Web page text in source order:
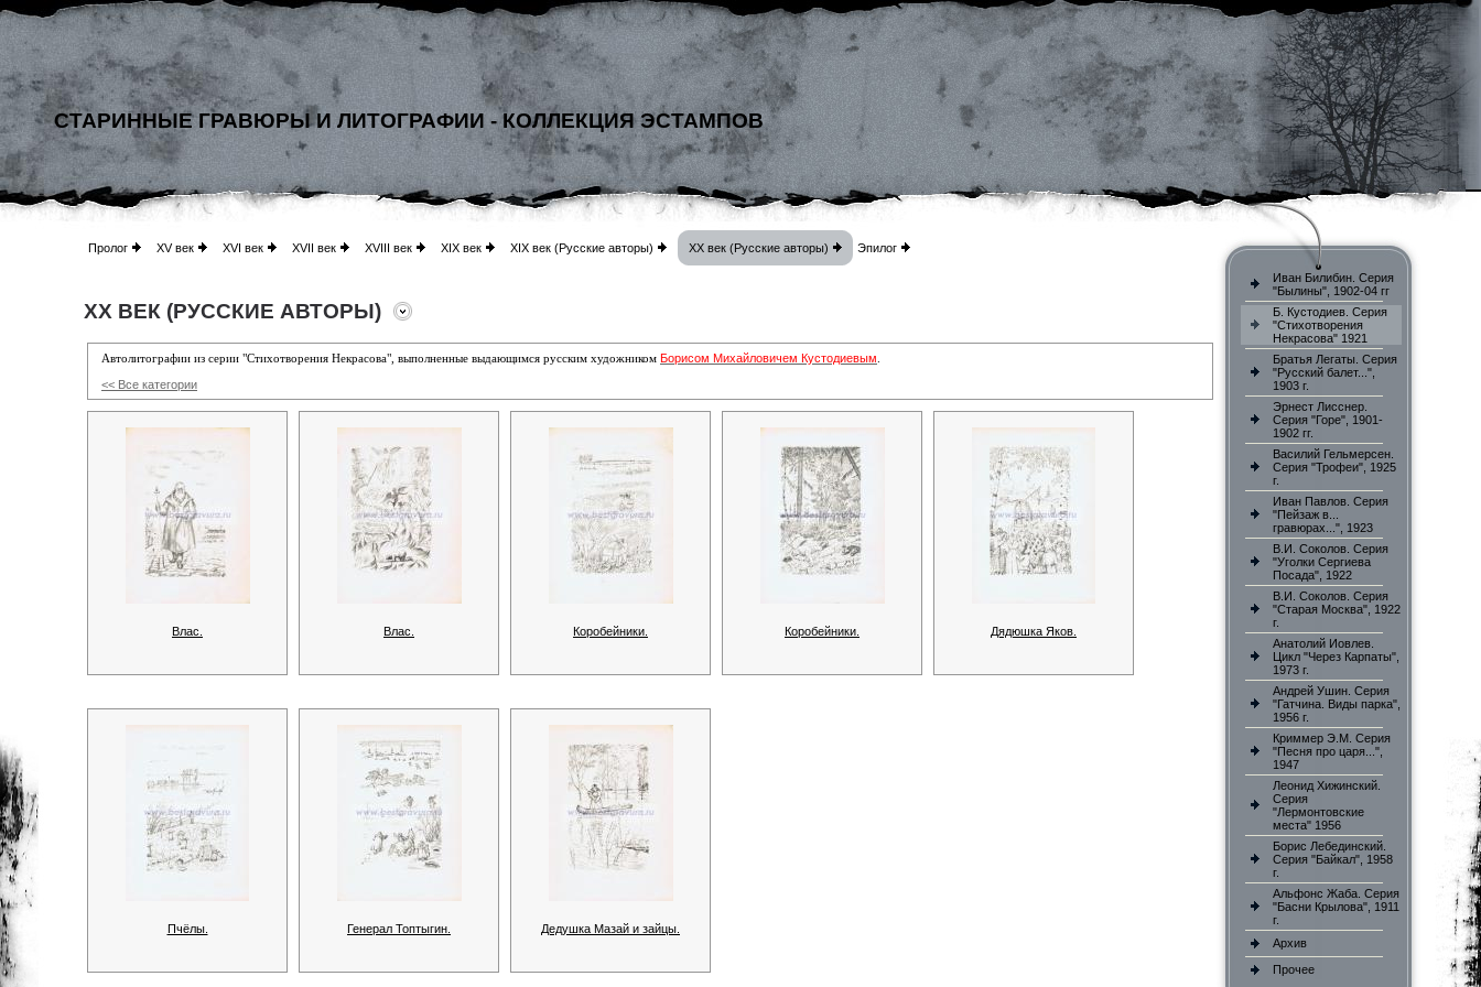
СТАРИННЫЕ ГРАВЮРЫ И ЛИТОГРАФИИ - КОЛЛЕКЦИЯ ЭСТАМПОВ
Пролог XV век XVI век XVII век XVIII век XIX век XIX век (Русские авторы) XX век (Русские авторы) Эпилог
XX ВЕК (РУССКИЕ АВТОРЫ)
Автолитографии из серии "Стихотворения Некрасова", выполненные выдающимся русским художником Борисом Михайловичем Кустодиевым
<< Все категории
Влас. Влас. Коробейники. Коробейники. Дядюшка Яков.
Пчёлы. Генерал Топтыгин. Дедушка Мазай и зайцы.
Иван Билибин. Серия
"Былины", 1902-04 гг
Б. Кустодиев. Серия
"Стихотворения
Некрасова" 1921
Братья Легаты. Серия
"Русский балет...",
1903 г.
Эрнест Лисснер.
Серия "Горе", 1901-
1902 гг.
Василий Гельмерсен.
Серия "Трофеи", 1925
г.
Иван Павлов. Серия
"Пейзаж в...
гравюрах...", 1923
В.И. Соколов. Серия
"Уголки Сергиева
Посада", 1922
В.И. Соколов. Серия
"Старая Москва", 1922
г.
Анатолий Иовлев.
Цикл "Через Карпаты",
1973 г.
Андрей Ушин. Серия
"Гатчина. Виды парка",
1956 г.
Криммер Э.М. Серия
"Песня про царя...",
1947
Леонид Хижинский.
Серия
"Лермонтовские
места" 1956
Борис Лебединский.
Серия "Байкал", 1958
г.
Альфонс Жаба. Серия
"Басни Крылова", 1911
г.
Архив
Прочее